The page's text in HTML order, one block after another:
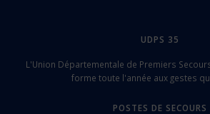
UDPS 35
L'Union Départementale de Premiers
forme toute l'année aux gestes
POSTES DE SECOURS